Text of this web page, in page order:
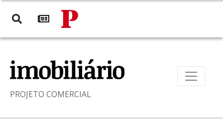
PROJETO COMERCIAL